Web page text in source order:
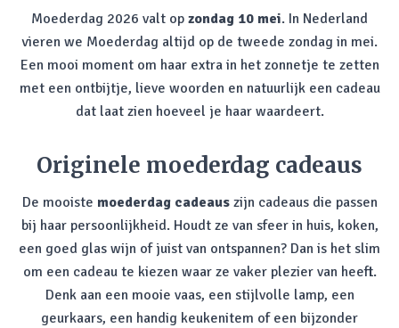
Moederdag 2026 valt op zondag 10 mei. In Nederland
vieren we Moederdag altijd op de tweede zondag in mei.
Een mooi moment om haar extra in het zonnetje te zetten
met een ontbijtje, lieve woorden en natuurlijk een cadeau
dat laat zien hoeveel je haar waardeert.
Originele moederdag cadeaus
De mooiste moederdag cadeauszijn cadeaus die passen
bij haar persoonlijkheid. Houdt ze van sfeer in huis, koken,
een goed glas wijn of juist van ontspannen? Dan is het slim
om een cadeau te kiezen waar ze vaker plezier van heeft.
Denk aan een mooie vaas, een stijlvolle lamp, een
geurkaars, een handig keukenitem of een bijzonder